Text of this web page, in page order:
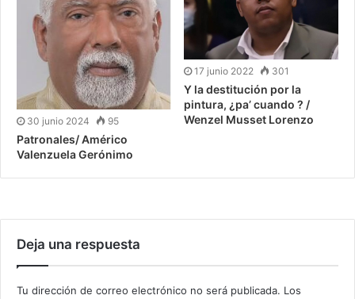
30 junio 2024 95
Patronales/ Américo
Valenzuela Gerónimo
17 junio 2022 301
Y la destitución por la
pintura, ¿pa’ cuando ? /
Wenzel Musset Lorenzo
Deja una respuesta
Tu dirección de correo electrónico no será publicada. Los